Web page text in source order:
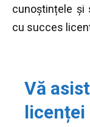
cunoștințele și
cu succes
Vă
licenței